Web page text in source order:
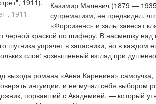
1911
Казимир Малевич (1879 —
супрематизм, не предвидел,
«Форсизенс» и залы завесят
черной краской по шиферу. В насмешку над
шутника упрячет в запасники, но в каждом
слов: возвышенный взгляд при
выхода романа «Анна Каренина»
интуиции, и не мучал себя выбором
порвавший с Академией, — который